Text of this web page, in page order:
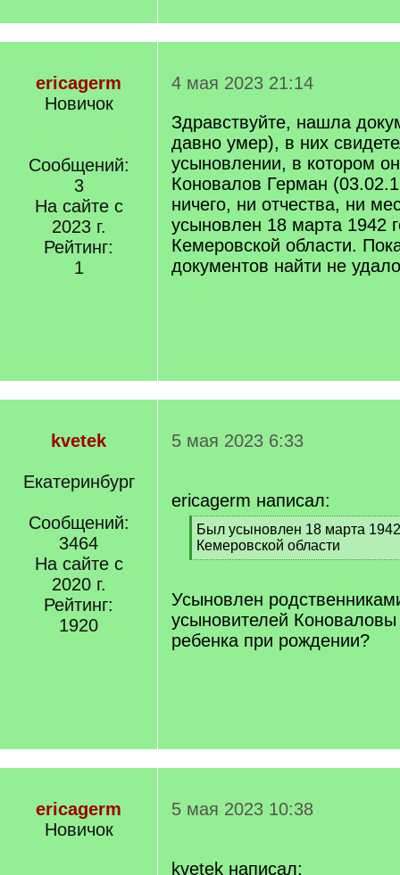
ericagerm
Новичок
Сообщений:
3
На сайте с
2023 г.
Рейтинг:
1
4 мая 2023 21:14
Здравствуйте, нашла
давно умер), в них
усыновлении, в котором
Коновалов Герман
ничего, ни отчества, ни
усыновлен 18 марта 1942
Кемеровской области.
документов найти не
kvetek
Екатеринбург
Сообщений:
3464
На сайте с
2020 г.
Рейтинг:
1920
5 мая 2023 6:33
ericagerm написал:
[
q
]
Был усыновлен 18 марта 1942
Кемеровской области
[
q
]
Усыновлен
усыновителей
ребенка при рождении?
ericagerm
Новичок
5 мая 2023 10:38
kvetek написал: